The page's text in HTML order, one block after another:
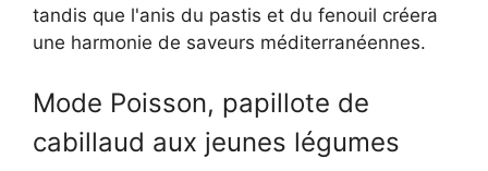
tandis que l'anis du pastis et du fenouil créera
une harmonie de saveurs méditerranéennes.
Mode Poisson, papillote de
cabillaud aux jeunes légumes